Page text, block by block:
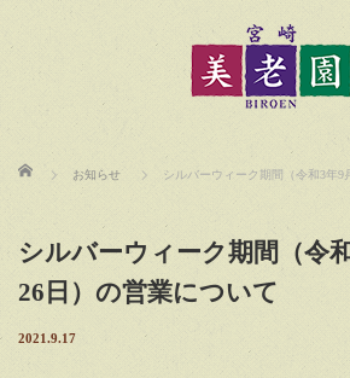
ホーム お知らせ シルバーウィーク期間（令和3年9
シルバーウィーク期間（令
26日）の営業について
2021.9.17